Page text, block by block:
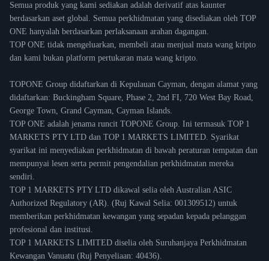
Semua produk yang kami sediakan adalah derivatif atas kaunter
berdasarkan aset global. Semua perkhidmatan yang disediakan oleh TOP
ONE hanyalah berdasarkan perlaksanaan arahan dagangan.
TOP ONE tidak mengeluarkan, membeli atau menjual mata wang kripto
dan kami bukan platform pertukaran mata wang kripto.
TOPONE Group didaftarkan di Kepulauan Cayman, dengan alamat yang
didaftarkan: Buckingham Square, Phase 2, 2nd FI, 720 West Bay Road,
George Town, Grand Cayman, Cayman Islands.
TOP ONE adalah jenama runcit TOPONE Group. Ini termasuk TOP 1
MARKETS PTY LTD dan TOP 1 MARKETS LIMITED. Syarikat
syarikat ini menyediakan perkhidmatan di bawah peraturan tempatan dan
mempunyai lesen serta permit pengendalian perkhidmatan mereka
sendiri.
TOP 1 MARKETS PTY LTD dikawal selia oleh Australian ASIC
Authorized Regulatory (AR). (Ruj Kawal Selia: 001309512) untuk
memberikan perkhidmatan kewangan yang sepadan kepada pelanggan
profesional dan institusi.
TOP 1 MARKETS LIMITED diselia oleh Suruhanjaya Perkhidmatan
Kewangan Vanuatu (Ruj Penyeliaan: 40436).